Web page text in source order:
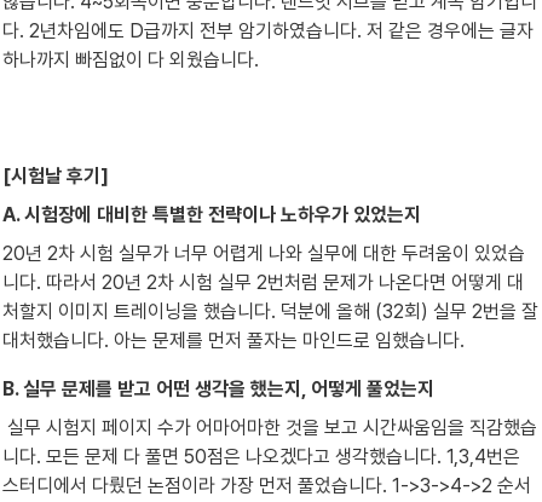
다. 2년차임에도 D급까지 전부 암기하였습니다. 저 같은 경우에는 글자
하나까지 빠짐없이 다 외웠습니다.
[시험날 후기]
A. 시험장에 대비한 특별한 전략이나 노하우가 있었는지
20년 2차 시험 실무가 너무 어렵게 나와 실무에 대한 두려움이 있었습
니다. 따라서 20년 2차 시험 실무 2번처럼 문제가 나온다면 어떻게 대
처할지 이미지 트레이닝을 했습니다. 덕분에 올해 (32회) 실무 2번을 잘
대처했습니다. 아는 문제를 먼저 풀자는 마인드로 임했습니다.
B. 실무 문제를 받고 어떤 생각을 했는지, 어떻게 풀었는지
니다. 모든 문제 다 풀면 50점은 나오겠다고 생각했습니다. 1,3,4번은
스터디에서 다뤘던 논점이라 가장 먼저 풀었습니다. 1->3->4->2 순서